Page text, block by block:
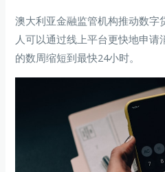
澳大利亚金融监管机构推动数字
人可以通过线上平台更快地申
的数周缩短到最快24小时。